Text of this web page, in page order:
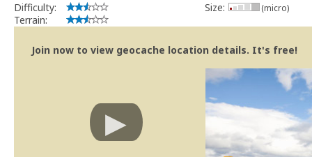
Difficulty:
Terrain:
Size: (micro)
Join now to view geocache location details. It's free!